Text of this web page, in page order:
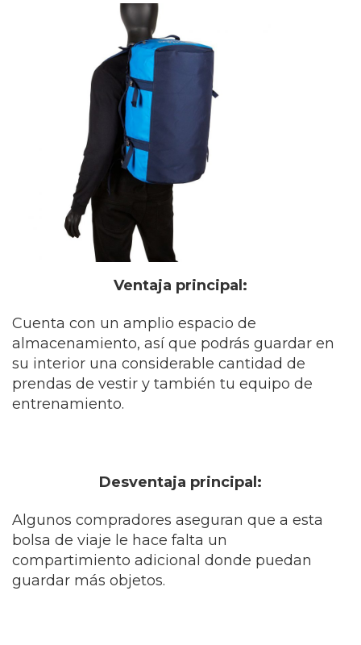
Ventaja principal:
Cuenta con un amplio espacio de
almacenamiento, así que podrás guardar en
su interior una considerable cantidad de
prendas de vestir y también tu equipo de
entrenamiento.
Desventaja principal:
Algunos compradores aseguran que a esta
bolsa de viaje le hace falta un
compartimiento adicional donde puedan
guardar más objetos.